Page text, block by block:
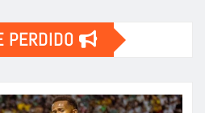
PERDIDO